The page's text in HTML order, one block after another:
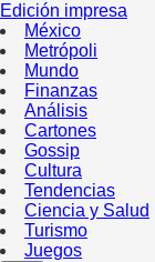
Edición impresa
México
Metrópoli
Mundo
Finanzas
Análisis
Cartones
Gossip
Cultura
Tendencias
Ciencia y Salud
Turismo
Juegos